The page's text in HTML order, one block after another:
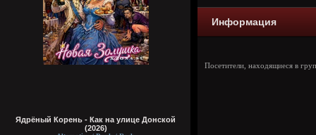
Ядрёный Корень - Как на улице Донской
(2026)
Информация
Посетители, находящиеся в